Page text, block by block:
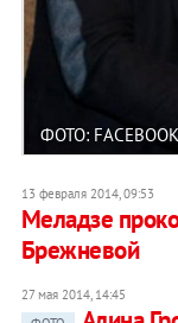
ФОТО:
13 февраля 2014, 09:53
Меладзе
Брежневой
27 мая 2014, 14:45